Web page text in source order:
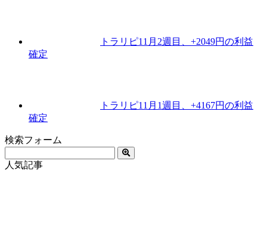
トラリピ11月2週目、+2049円の利益
確定
トラリピ11月1週目、+4167円の利益
確定
検索フォーム
人気記事